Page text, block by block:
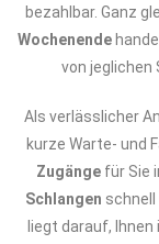
bezahlbar. Ganz
Wochenende
von jeglichen
Als verlässlicher
kurze Warte- und
Zugängefür Sie
Schlangen schnell
liegt darauf, Ihnen